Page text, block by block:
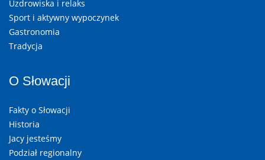
Uzdrowiska i relaks
Sport i aktywny wypoczynek
Gastronomia
Tradycja
O Słowacji
Fakty o Słowacji
Historia
Jacy jesteśmy
Podział regionalny